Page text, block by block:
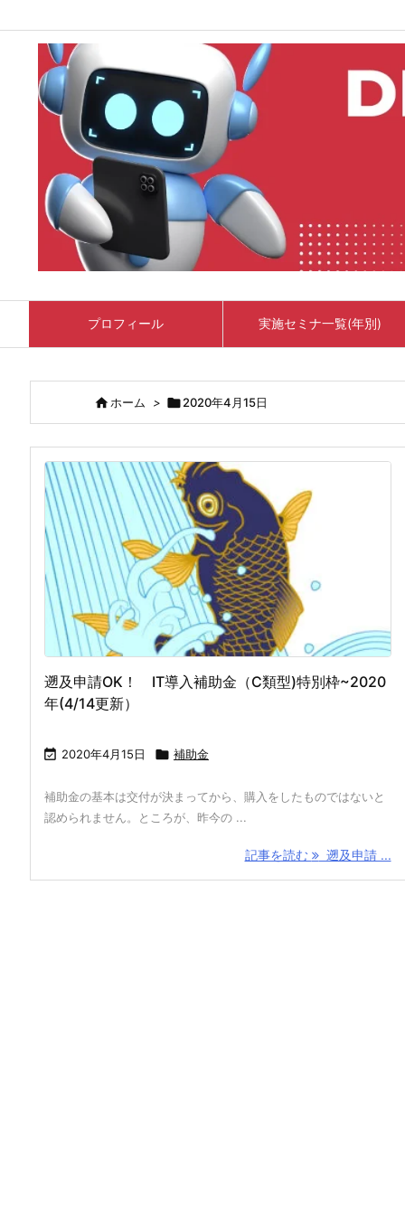
プロフィール 実施セミナ一覧(年別)
ホーム > 2020年4月15日
遡及申請OK！ IT導入補助金（C類型)特別枠~2020
年(4/14更新）
 2020年4月15日  補助金
補助金の基本は交付が決まってから、購入をしたものではないと
認められません。ところが、昨今の ...
記事を読む 遡及申請 ...